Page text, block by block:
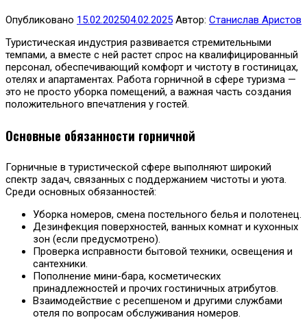
Опубликовано 15.02.202504.02.2025 Автор: Станислав Аристов
Туристическая индустрия развивается стремительными
темпами, а вместе с ней растет спрос на квалифицированный
персонал, обеспечивающий комфорт и чистоту в гостиницах,
отелях и апартаментах. Работа горничной в сфере туризма —
это не просто уборка помещений, а важная часть создания
положительного впечатления у гостей.
Основные обязанности горничной
Горничные в туристической сфере выполняют широкий
спектр задач, связанных с поддержанием чистоты и уюта.
Среди основных обязанностей:
Уборка номеров, смена постельного белья и полотенец.
Дезинфекция поверхностей, ванных комнат и кухонных
зон (если предусмотрено).
Проверка исправности бытовой техники, освещения и
сантехники.
Пополнение мини-бара, косметических
принадлежностей и прочих гостиничных атрибутов.
Взаимодействие с ресепшеном и другими службами
отеля по вопросам обслуживания номеров.